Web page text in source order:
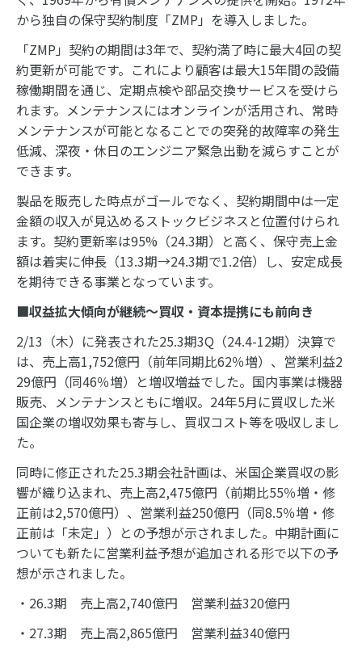
から独自の保守契約制度「ZMP」を導入しました。
「ZMP」契約の期間は3年で、契約満了時に最大4回の契
約更新が可能です。これにより顧客は最大15年間の設備
稼働期間を通じ、定期点検や部品交換サービスを受けら
れます。メンテナンスにはオンラインが活用され、常時
メンテナンスが可能となることでの突発的故障率の発生
低減、深夜・休日のエンジニア緊急出動を減らすことが
できます。
製品を販売した時点がゴールでなく、契約期間中は一定
金額の収入が見込めるストックビジネスと位置付けられ
ます。契約更新率は95%（24.3期）と高く、保守売上金
額は着実に伸長（13.3期→24.3期で1.2倍）し、安定成長
を期待できる事業となっています。
■収益拡大傾向が継続～買収・資本提携にも前向き
2/13（木）に発表された25.3期3Q（24.4-12期）決算で
は、売上高1,752億円（前年同期比62％増）、営業利益2
29億円（同46％増）と増収増益でした。国内事業は機器
販売、メンテナンスともに増収。24年5月に買収した米
国企業の増収効果も寄与し、買収コスト等を吸収しまし
た。
同時に修正された25.3期会社計画は、米国企業買収の影
響が織り込まれ、売上高2,475億円（前期比55％増・修
正前は2,570億円）、営業利益250億円（同8.5％増・修
正前は「未定」）との予想が示されました。中期計画に
ついても新たに営業利益予想が追加される形で以下の予
想が示されました。
・26.3期 売上高2,740億円 営業利益320億円
・27.3期 売上高2,865億円 営業利益340億円